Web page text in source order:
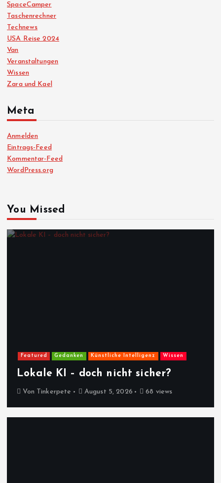
SpaceCamper
Taschenrechner
Technews
USA Reise 2024
Van
Veranstaltungen
Wissen
Zara und Kael
Meta
Anmelden
Eintrags-Feed
Kommentar-Feed
WordPress.org
You Missed
Featured Gedanken Künstliche Intelligenz Wissen
Lokale KI – doch nicht sicher?
Von Tinkerpete August 5, 2026 68 views